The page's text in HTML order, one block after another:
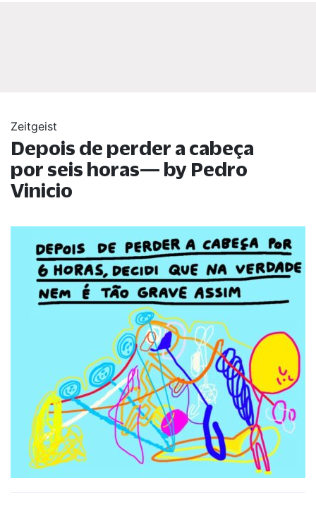
Zeitgeist
Depois de perder a cabeça
por seis horas— by Pedro
Vinicio